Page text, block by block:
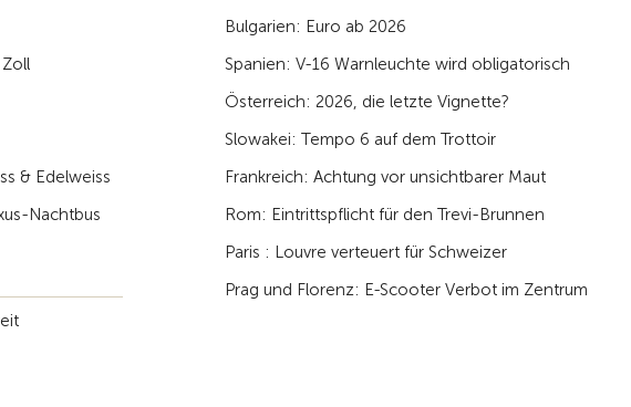
& Edelweiss
Nachtbus
Bulgarien: Euro ab 2026
Spanien: V-16 Warnleuchte wird obligatorisch
Österreich: 2026, die letzte Vignette?
Slowakei: Tempo 6 auf dem Trottoir
Frankreich: Achtung vor unsichtbarer Maut
Rom: Eintrittspflicht für den Trevi-Brunnen
Paris : Louvre verteuert für Schweizer
Prag und Florenz: E-Scooter Verbot im Zentrum